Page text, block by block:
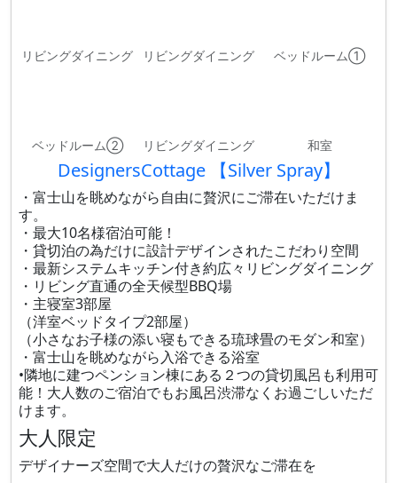
リビングダイニング リビングダイニング ベッドルーム①
ベッドルーム② リビングダイニング 和室
DesignersCottage 【Silver Spray】
・富士山を眺めながら自由に贅沢にご滞在いただけま
す。
・最大10名様宿泊可能！
・貸切泊の為だけに設計デザインされたこだわり空間
・最新システムキッチン付き約広々リビングダイニング
・リビング直通の全天候型BBQ場
・主寝室3部屋
（洋室ベッドタイプ2部屋）
（小さなお子様の添い寝もできる琉球畳のモダン和室）
・富士山を眺めながら入浴できる浴室
•隣地に建つペンション棟にある２つの貸切風呂も利用可
能！大人数のご宿泊でもお風呂渋滞なくお過ごしいただ
けます。
大人限定
デザイナーズ空間で大人だけの贅沢なご滞在を